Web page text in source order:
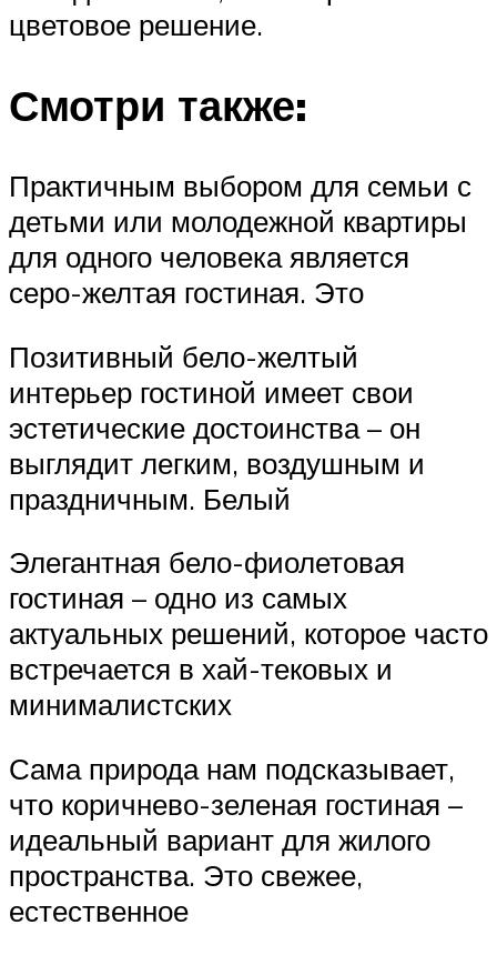
цветовое решение.
Смотри также:
Практичным выбором для семьи с
детьми или молодежной квартиры
для одного человека является
серо-желтая гостиная. Это
Позитивный бело-желтый
интерьер гостиной имеет свои
эстетические достоинства – он
выглядит легким, воздушным и
праздничным. Белый
Элегантная бело-фиолетовая
гостиная – одно из самых
актуальных решений, которое часто
встречается в хай-тековых и
минималистских
Сама природа нам подсказывает,
что коричнево-зеленая гостиная –
идеальный вариант для жилого
пространства. Это свежее,
естественное